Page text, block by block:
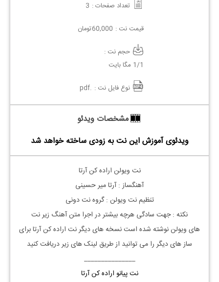
تعداد صفحات : 3
قیمت نت : 60,000تومان
حجم نت :
1/1 مگا بایت
نوع فایل نت : .pdf
مشخصات ویدئو
ویدئوی آموزش این نت به زودی ساخته خواهد شد
نت ویولن اراده کن آرتا
آهنگساز : آرتا میر حسینی
تنظیم نت ویولن : گروه نت دونی
نکته : جهت سادگی هرچه بیشتر در اجرا متن آهنگ زیر نت
های ویولننوشته شده است نسخه های دیگر نت اراده کنآرتابرای
ساز های دیگر را می توانید از طریق لینک های زیر دریافت کنید
_______________
نت پیانو اراده کن آرتا